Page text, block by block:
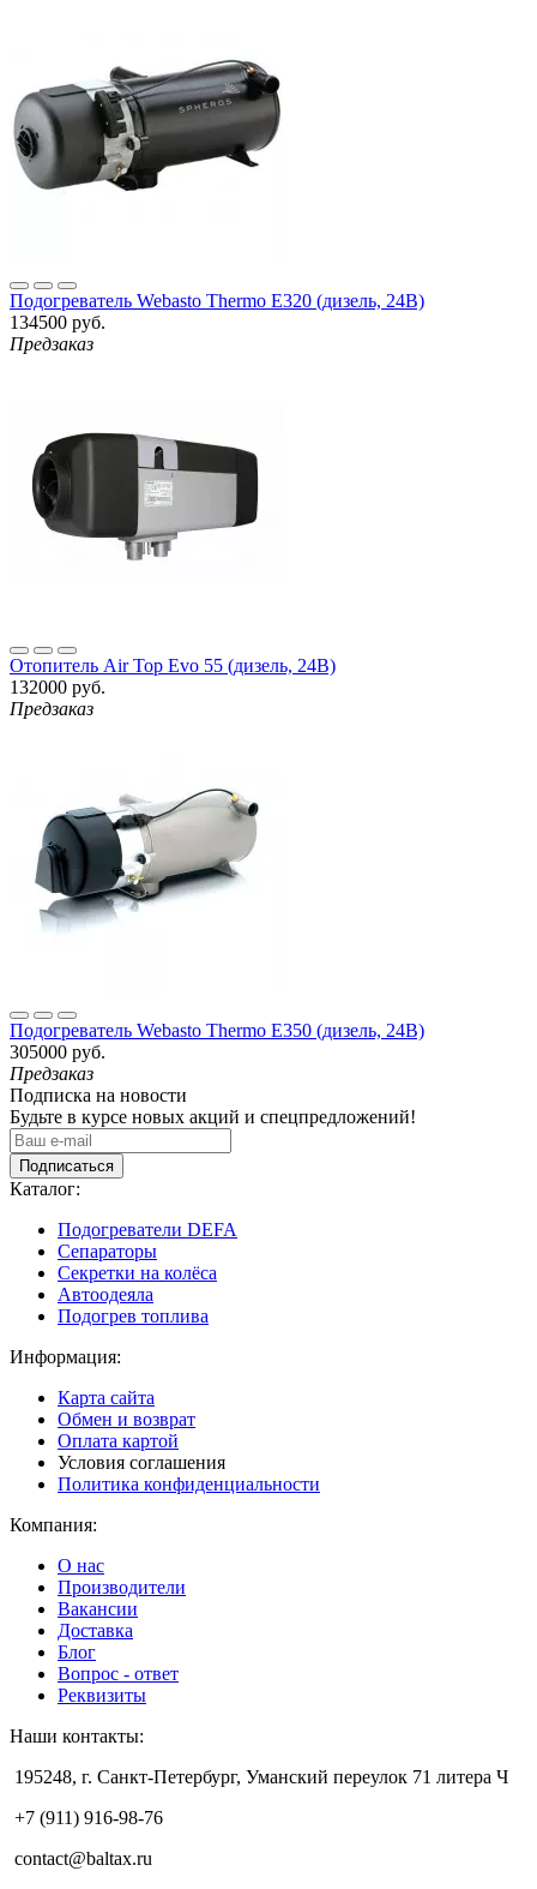
Подогреватель Webasto Thermo E320 (дизель, 24В)
134500 руб.
Предзаказ
Отопитель Air Top Evo 55 (дизель, 24В)
132000 руб.
Предзаказ
Подогреватель Webasto Thermo E350 (дизель, 24В)
305000 руб.
Предзаказ
Подписка на новости
Будьте в курсе новых акций и спецпредложений!
Подписаться
Каталог:
Подогреватели DEFA
Сепараторы
Секретки на колёса
Автоодеяла
Подогрев топлива
Информация:
Карта сайта
Обмен и возврат
Оплата картой
Условия соглашения
Политика конфиденциальности
Компания:
О нас
Производители
Вакансии
Доставка
Блог
Вопрос - ответ
Реквизиты
Наши контакты:
195248, г. Санкт-Петербург, Уманский переулок 71 литера Ч
+7 (911) 916-98-76
contact@baltax.ru